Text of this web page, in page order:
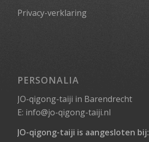
Privacy-verklaring
PERSONALIA
JO-qigong-taiji in Barendrecht
E: info@jo-qigong-taiji.nl
JO-qigong-taiji is aangesloten bij: